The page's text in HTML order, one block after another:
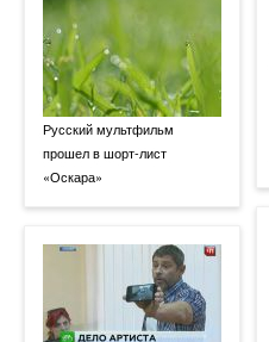
Русский мультфильм
прошел в шорт-лист
«Оскара»